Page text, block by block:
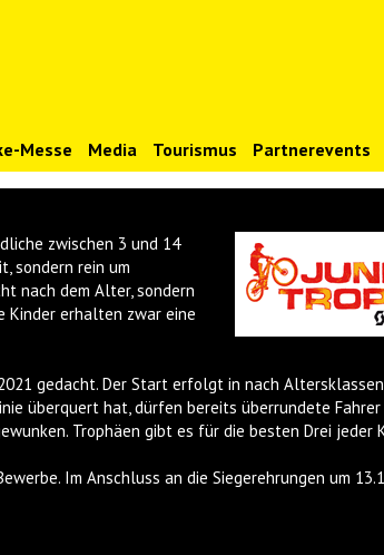
Messe Media Tourismus Partnerevents
zwischen 3 und 14
sondern rein um
nach dem Alter, sondern
Kinder erhalten zwar eine
gedacht. Der Start erfolgt in nach Altersklassen
überquert hat, dürfen bereits überrundete
Trophäen gibt es für die besten Drei jeder
Im Anschluss an die Siegerehrungen um